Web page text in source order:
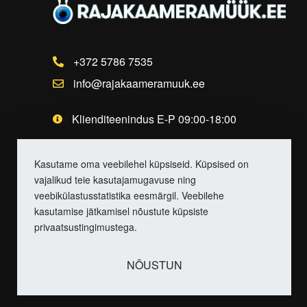
+372 5786 7535
info@rajakaameramuuk.ee
Klienditeenindus E-P 09:00-18:00
Kasutame oma veebilehel küpsiseid. Küpsised on
vajalikud teie kasutajamugavuse ning
veebikülastusstatistika eesmärgil. Veebilehe
kasutamise jätkamisel nõustute küpsiste
privaatsustingimustega.
NÕUSTUN